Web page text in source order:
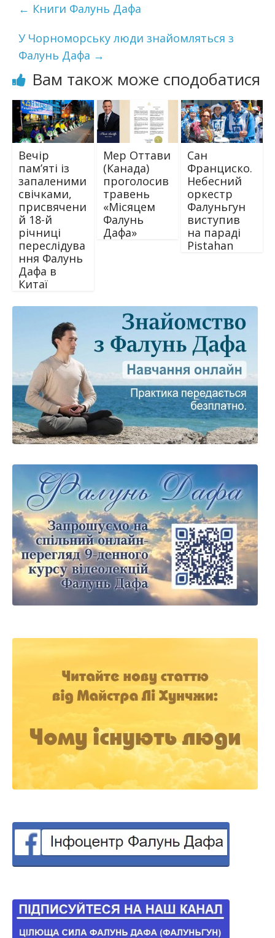
← Книги Фалунь Дафа
У Чорноморську люди знайомляться з
Фалунь Дафа →
Вам також може сподобатися
Вечір
пам’яті із
запаленими
свічками,
присвячени
й 18-й
річниці
переслідува
ння Фалунь
Дафа в
Китаї
Мер Оттави
(Канада)
проголосив
травень
«Місяцем
Фалунь
Дафа»
Сан
Франциско.
Небесний
оркестр
Фалуньгун
виступив
на параді
Pistahan